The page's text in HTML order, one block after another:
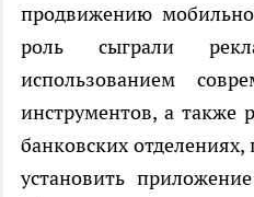
продвижению
роль сыграли
использованием
инструментов, а также
банковских
установить